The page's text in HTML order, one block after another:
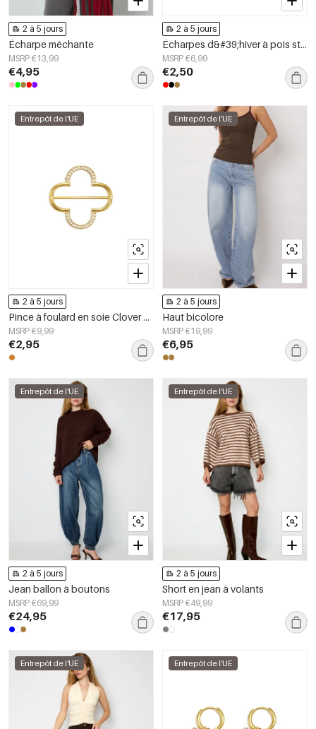
2 à 5 jours
Écharpe méchante
MSRP €13,99
€4,95
2 à 5 jours
Écharpes d&#39;hiver à pois style rétro imitation soie accessoires du quotidien
MSRP €6,99
€2,50
Entrepôt de l'UE
2 à 5 jours
Pince à foulard en soie Clover Classic en acier inoxydable Accessoires du quotidien
MSRP €9,99
€2,95
Entrepôt de l'UE
2 à 5 jours
Haut bicolore
MSRP €19,99
€6,95
Entrepôt de l'UE
2 à 5 jours
Jean ballon à boutons
MSRP €69,99
€24,95
Entrepôt de l'UE
2 à 5 jours
Short en jean à volants
MSRP €49,99
€17,95
Entrepôt de l'UE Entrepôt de l'UE